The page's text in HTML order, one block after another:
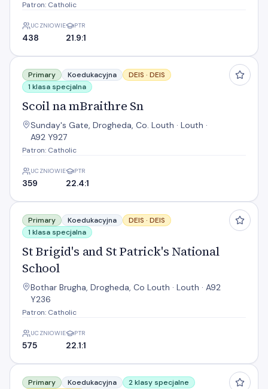
Patron: Catholic
UCZNIOWIE
438
PTR
21.9:1
Scoil na mBraithre Sn
Primary Koedukacyjna DEIS · DEIS
1 klasa specjalna
Scoil na mBraithre Sn
Sunday's Gate, Drogheda, Co. Louth · Louth ·
A92 Y927
Patron: Catholic
UCZNIOWIE
359
PTR
22.4:1
St Brigid's and St Patrick's National School
Primary Koedukacyjna DEIS · DEIS
1 klasa specjalna
St Brigid's and St Patrick's National
School
Bothar Brugha, Drogheda, Co Louth · Louth · A92
Y236
Patron: Catholic
UCZNIOWIE
575
PTR
22.1:1
St Finian's National School, Dillonstown
Primary Koedukacyjna
2 klasy specjalne